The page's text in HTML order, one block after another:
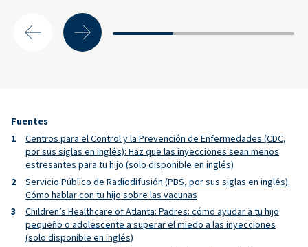
Fuentes
Centros para el Control y la Prevención de Enfermedades (CDC,
por sus siglas en inglés): Haz que las inyecciones sean menos
estresantes para tu hijo (solo disponible en inglés)
Servicio Público de Radiodifusión (PBS, por sus siglas en inglés):
Cómo hablar con tu hijo sobre las vacunas
Children’s Healthcare of Atlanta: Padres: cómo ayudar a tu hijo
pequeño o adolescente a superar el miedo a las inyecciones
(solo disponible en inglés)